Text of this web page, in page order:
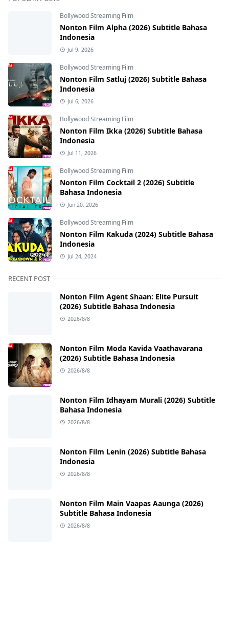
Bollywood Streaming Film
Nonton Film Alpha (2026) Subtitle Bahasa
Indonesia
Jul 9, 2026
Bollywood Streaming Film
Nonton Film Satluj (2026) Subtitle Bahasa
Indonesia
Jul 6, 2026
Bollywood Streaming Film
Nonton Film Ikka (2026) Subtitle Bahasa
Indonesia
Jul 11, 2026
Bollywood Streaming Film
Nonton Film Cocktail 2 (2026) Subtitle
Bahasa Indonesia
Jun 20, 2026
Bollywood Streaming Film
Nonton Film Kakuda (2024) Subtitle Bahasa
Indonesia
Jul 24, 2024
RECENT POST
Nonton Film Agent Shaan: Elite Pursuit
(2026) Subtitle Bahasa Indonesia
2026/8/8
Nonton Film Moda Kavida Vaathavarana
(2026) Subtitle Bahasa Indonesia
2026/8/8
Nonton Film Idhayam Murali (2026) Subtitle
Bahasa Indonesia
2026/8/8
Nonton Film Lenin (2026) Subtitle Bahasa
Indonesia
2026/8/8
Nonton Film Main Vaapas Aaunga (2026)
Subtitle Bahasa Indonesia
2026/8/8